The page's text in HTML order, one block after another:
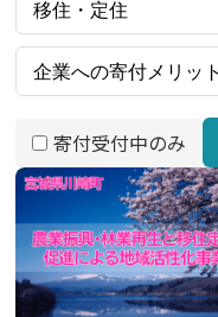
寄付受付中のみ